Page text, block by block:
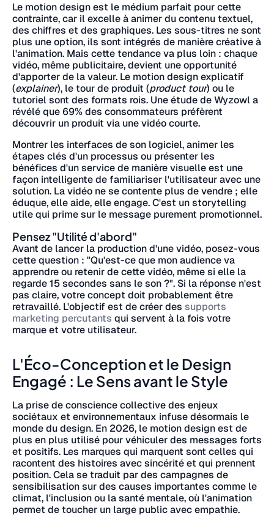
Le motion design est le médium parfait pour cette
contrainte, car il excelle à animer du contenu textuel,
des chiffres et des graphiques. Les sous-titres ne sont
plus une option, ils sont intégrés de manière créative à
l'animation. Mais cette tendance va plus loin : chaque
vidéo, même publicitaire, devient une opportunité
d'apporter de la valeur. Le motion design explicatif
(explainer), le tour de produit (product tour) ou le
tutoriel sont des formats rois. Une étude de Wyzowl a
révélé que 69% des consommateurs préfèrent
découvrir un produit via une vidéo courte.
Montrer les interfaces de son logiciel, animer les
étapes clés d'un processus ou présenter les
bénéfices d'un service de manière visuelle est une
façon intelligente de familiariser l'utilisateur avec une
solution. La vidéo ne se contente plus de vendre ; elle
éduque, elle aide, elle engage. C'est un storytelling
utile qui prime sur le message purement promotionnel.
Pensez "Utilité d'abord"
Avant de lancer la production d'une vidéo, posez-vous
cette question : "Qu'est-ce que mon audience va
apprendre ou retenir de cette vidéo, même si elle la
regarde 15 secondes sans le son ?". Si la réponse n'est
pas claire, votre concept doit probablement être
retravaillé. L'objectif est de créer des supports
marketing percutants qui servent à la fois votre
marque et votre utilisateur.
L'Éco-Conception et le Design
Engagé : Le Sens avant le Style
La prise de conscience collective des enjeux
sociétaux et environnementaux infuse désormais le
monde du design. En 2026, le motion design est de
plus en plus utilisé pour véhiculer des messages forts
et positifs. Les marques qui marquent sont celles qui
racontent des histoires avec sincérité et qui prennent
position. Cela se traduit par des campagnes de
sensibilisation sur des causes importantes comme le
climat, l'inclusion ou la santé mentale, où l'animation
permet de toucher un large public avec empathie.